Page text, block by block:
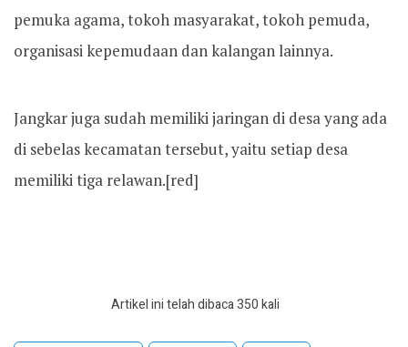
pemuka agama, tokoh masyarakat, tokoh pemuda,
organisasi kepemudaan dan kalangan lainnya.
Jangkar juga sudah memiliki jaringan di desa yang ada
di sebelas kecamatan tersebut, yaitu setiap desa
memiliki tiga relawan.[red]
Artikel ini telah dibaca 350 kali